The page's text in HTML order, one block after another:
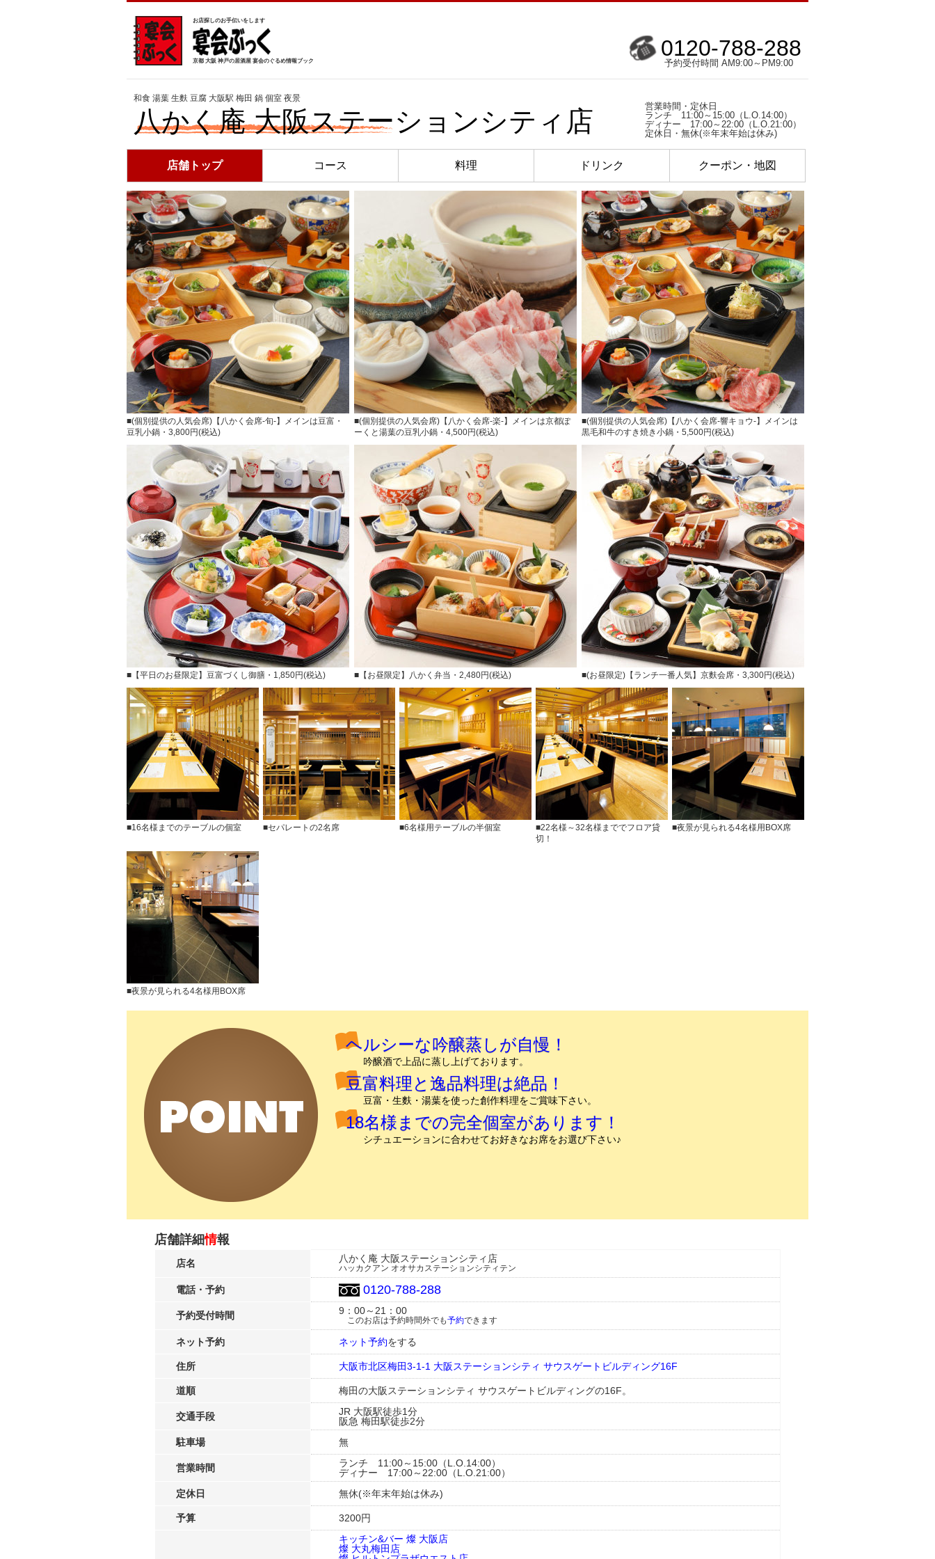
お店探しのお手伝いをします
京都 大阪 神戸の居酒屋 宴会のぐるめ情報ブック
0120-788-288
予約受付時間 AM9:00～PM9:00
和食 湯葉 生麩 豆腐 大阪駅 梅田 鍋 個室 夜景
八かく庵 大阪ステーションシティ店
営業時間・定休日
ランチ 11:00～15:00（L.O.14:00）
ディナー 17:00～22:00（L.O.21:00）
定休日・無休(※年末年始は休み)
店舗トップ コース 料理 ドリンク クーポン・地図
■(個別提供の人気会席)【八かく会席-旬-】メインは豆富・
豆乳小鍋・3,800円(税込)
■(個別提供の人気会席)【八かく会席-楽-】メインは京都ぽ
ーくと湯葉の豆乳小鍋・4,500円(税込)
■(個別提供の人気会席)【八かく会席-響キョウ-】メインは
黒毛和牛のすき焼き小鍋・5,500円(税込)
■【平日のお昼限定】豆富づくし御膳・1,850円(税込) ■【お昼限定】八かく弁当・2,480円(税込) ■(お昼限定)【ランチ一番人気】京麩会席・3,300円(税込)
■16名様までのテーブルの個室 ■セパレートの2名席 ■6名様用テーブルの半個室
■22名様～32名様まででフロア貸
切！
■夜景が見られる4名様用BOX席
■夜景が見られる4名様用BOX席
ヘルシーな吟醸蒸しが自慢！
吟醸酒で上品に蒸し上げております。
豆富料理と逸品料理は絶品！
豆富・生麩・湯葉を使った創作料理をご賞味下さい。
18名様までの完全個室があります！
シチュエーションに合わせてお好きなお席をお選び下さい♪
店舗詳細情報
店名 八かく庵 大阪ステーションシティ店
ハッカクアン オオサカステーションシティテン
電話・予約 0120-788-288
予約受付時間 9：00～21：00
このお店は予約時間外でも予約できます
ネット予約 ネット予約をする
住所 大阪市北区梅田3-1-1 大阪ステーションシティ サウスゲートビルディング16F
道順 梅田の大阪ステーションシティ サウスゲートビルディングの16F。
交通手段
JR 大阪駅徒歩1分
阪急 梅田駅徒歩2分
駐車場
無
営業時間
ランチ 11:00～15:00（L.O.14:00）
ディナー 17:00～22:00（L.O.21:00）
定休日
無休(※年末年始は休み)
予算
3200円
キッチン&バー 燦 大阪店
燦 大丸梅田店